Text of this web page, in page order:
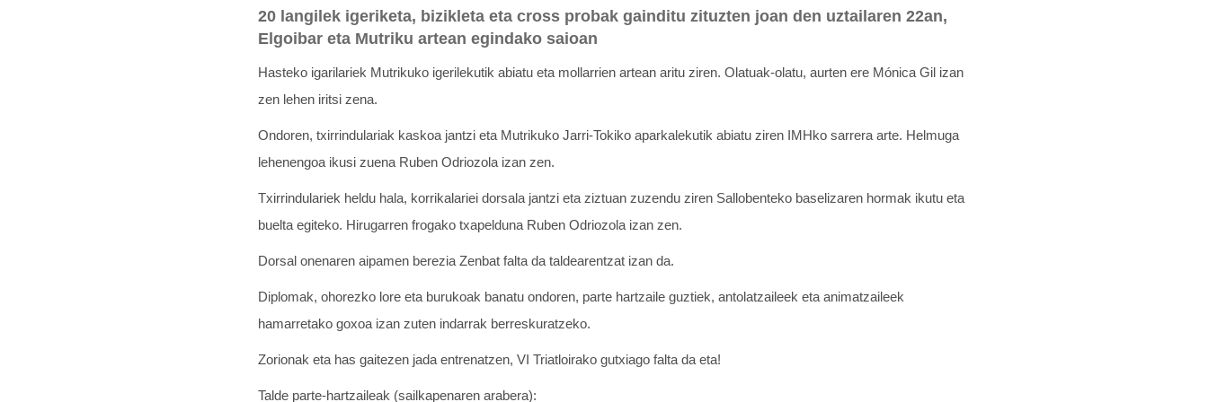
20 langilek igeriketa, bizikleta eta cross probak gainditu zituzten joan den uztailaren 22an,
Elgoibar eta Mutriku artean egindako saioan
Hasteko igarilariek Mutrikuko igerilekutik abiatu eta mollarrien artean aritu ziren. Olatuak-olatu, aurten ere Mónica Gil izan
zen lehen iritsi zena.
Ondoren, txirrindulariak kaskoa jantzi eta Mutrikuko Jarri-Tokiko aparkalekutik abiatu ziren IMHko sarrera arte. Helmuga
lehenengoa ikusi zuena Ruben Odriozola izan zen.
Txirrindulariek heldu hala, korrikalariei dorsala jantzi eta ziztuan zuzendu ziren Sallobenteko baselizaren hormak ikutu eta
buelta egiteko. Hirugarren frogako txapelduna Ruben Odriozola izan zen.
Dorsal onenaren aipamen berezia Zenbat falta da taldearentzat izan da.
Diplomak, ohorezko lore eta burukoak banatu ondoren, parte hartzaile guztiek, antolatzaileek eta animatzaileek
hamarretako goxoa izan zuten indarrak berreskuratzeko.
Zorionak eta has gaitezen jada entrenatzen, VI Triatloirako gutxiago falta da eta!
Talde parte-hartzaileak (sailkapenaren arabera):